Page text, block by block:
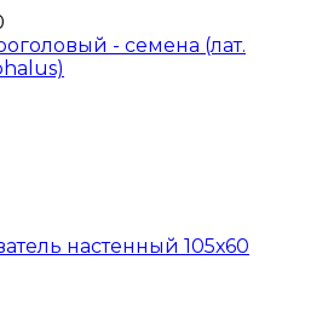
- семена (лат.